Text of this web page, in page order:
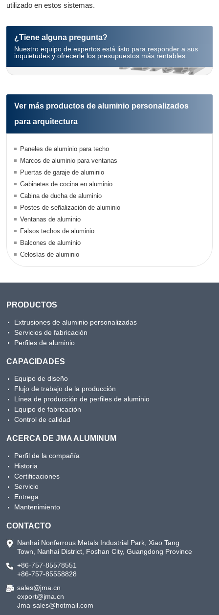
utilizado en estos sistemas.
¿Tiene alguna pregunta?
Nuestro equipo de expertos está listo para responder a sus
inquietudes y ofrecerle los presupuestos más rentables.
Ver más productos de aluminio personalizados
para arquitectura
Paneles de aluminio para techo
Marcos de aluminio para ventanas
Puertas de garaje de aluminio
Gabinetes de cocina en aluminio
Cabina de ducha de aluminio
Postes de señalización de aluminio
Ventanas de aluminio
Falsos techos de aluminio
Balcones de aluminio
Celosías de aluminio
PRODUCTOS
Extrusiones de aluminio personalizadas
Servicios de fabricación
Perfiles de aluminio
CAPACIDADES
Equipo de diseño
Flujo de trabajo de la producción
Línea de producción de perfiles de aluminio
Equipo de fabricación
Control de calidad
ACERCA DE JMA ALUMINUM
Perfil de la compañía
Historia
Certificaciones
Servicio
Entrega
Mantenimiento
CONTACTO
Nanhai Nonferrous Metals Industrial Park, Xiao Tang
Town, Nanhai District, Foshan City, Guangdong Province
+86-757-85578551
+86-757-85558828
sales@jma.cn
export@jma.cn
Jma-sales@hotmail.com